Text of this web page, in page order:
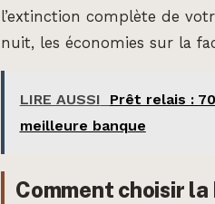
l’extinction complète de
nuit, les économies sur la
LIRE AUSSI
Prêt relais :
meilleure banque
Comment choisir